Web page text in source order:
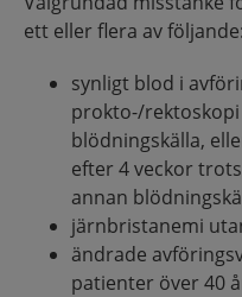
ett eller flera av följande:
synligt blod i
prokto-/
blödningskälla,
efter 4 veckor
annan
järnbristanemi
ändrade
patienter över 40